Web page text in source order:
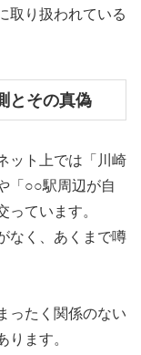
取り扱われている
とその真偽
ット上では「川崎
「○○駅周辺が自
ています。
なく、あくまで噂
ったく関係のない
ります。